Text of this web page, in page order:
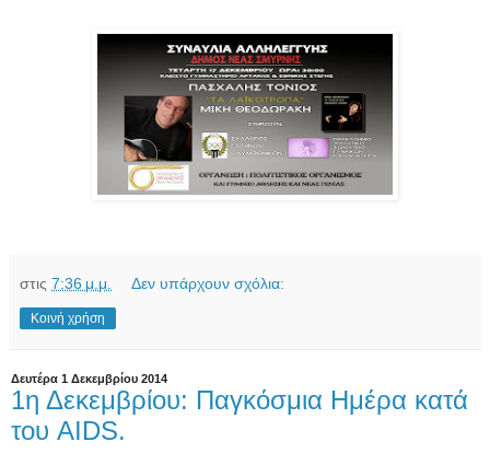
στις 7:36 μ.μ. Δεν υπάρχουν σχόλια:
Κοινή χρήση
Δευτέρα 1 Δεκεμβρίου 2014
1η Δεκεμβρίου: Παγκόσμια Ημέρα κατά
του AIDS.